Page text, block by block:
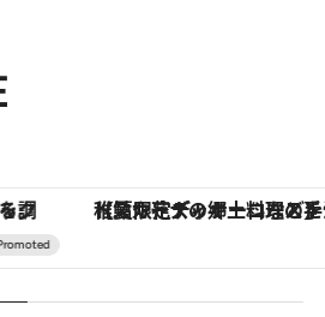
などをイタリア・トスカーナの郷土料理の手法で満喫！